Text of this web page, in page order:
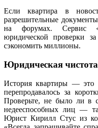
Если квартира в
разрешительные
на форумах. Сервис
юридической проверки
сэкономить миллионы.
Юридическая чистота
История квартиры — это
перепродавалось за
Проверьте, не было ли в
недееспособных лиц —
Юрист Кирилл Стус из